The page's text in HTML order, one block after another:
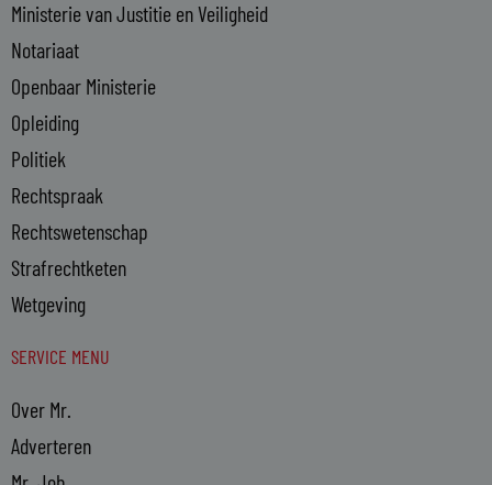
Ministerie van Justitie en Veiligheid
Notariaat
Openbaar Ministerie
Opleiding
Politiek
Rechtspraak
Rechtswetenschap
Strafrechtketen
Wetgeving
SERVICE MENU
Over Mr.
Adverteren